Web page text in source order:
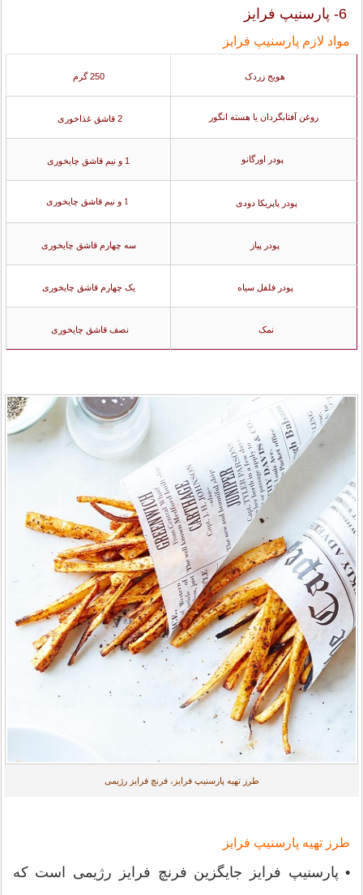
6- پارسنیپ فرایز
مواد لازم پارسنیپ فرایز
هویج زردک 250 گرم
روغن آفتابگردان یا هسته انگور 2 قاشق غذاخوری
پودر اورگانو
پودر پاپریکا دودی
پودر پیاز سه چهارم قاشق چایخوری
پودر فلفل سیاه یک چهارم قاشق چایخوری
نمک نصف قاشق چایخوری
طرز تهیه پارسنیپ فرایز، فرنچ فرایز رژیمی
طرز تهیه پارسنیپ فرایز
• پارسنیپ فرایز جایگزین فرنچ فرایز رژیمی است که